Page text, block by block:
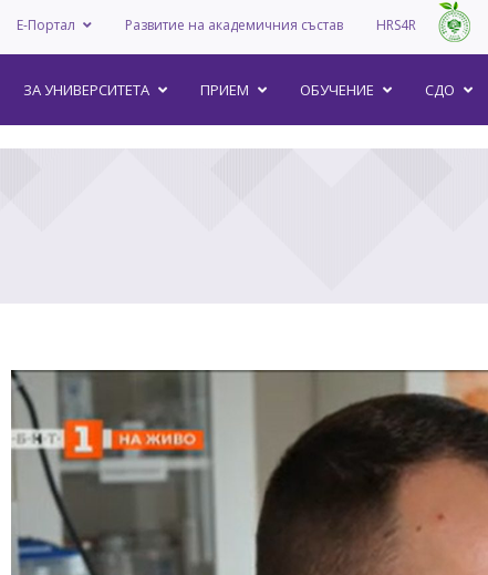
Е-Портал Развитие на академичния състав HRS4R
ЗА УНИВEРСИТЕТА ПРИЕМ ОБУЧЕНИЕ СДО